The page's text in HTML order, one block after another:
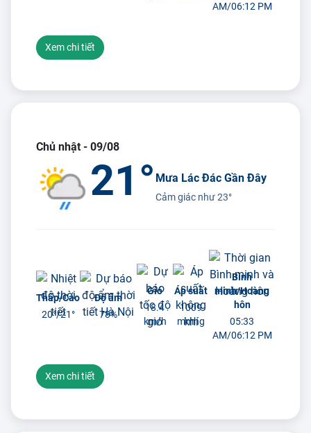
AM/06:12 PM
Xem chi tiết
Chủ nhật - 09/08
21° Mưa Lác Đác Gần Đây
Cảm giác như23°
Thấp/Cao
20°/21°
Độ ẩm
78%
Gió
18.4
km/h
Áp suất
1009
mmhg
Bình
minh/Hoàng
hôn
05:33
AM/06:12 PM
Xem chi tiết